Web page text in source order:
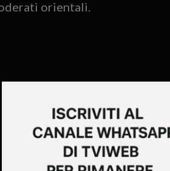
orientali.